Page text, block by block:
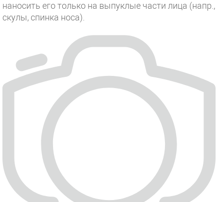
наносить его только на выпуклые части лица (напр.,
скулы, спинка носа).